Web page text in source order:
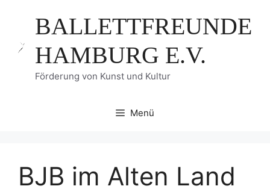
springenBALLETTFREUNDE
HAMBURG E.V.
Förderung von Kunst und Kultur
Menü
BJB im Alten Land